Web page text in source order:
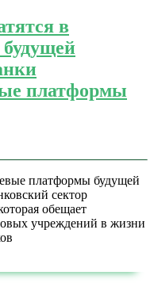
в
платформы
платформы будущей
сектор
обещает
учреждений в жизни